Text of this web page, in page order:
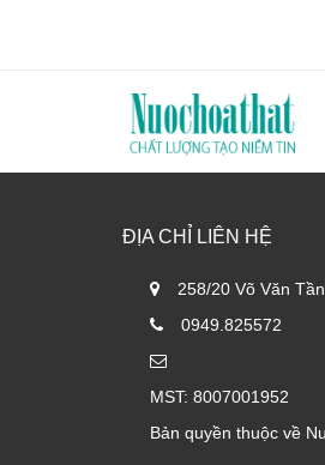
ĐỊA CHỈ LIÊN HỆ
258/20 Võ Văn
0949.825572
MST: 8007001952
Bản quyền thuộc về